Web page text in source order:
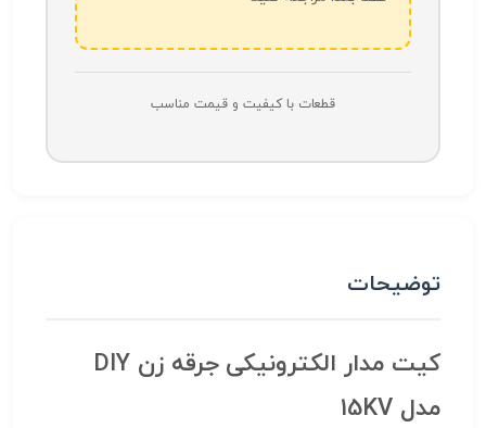
قطعات با کیفیت و قیمت مناسب
توضیحات
کیت مدار الکترونیکی جرقه زن DIY
مدل 15KV